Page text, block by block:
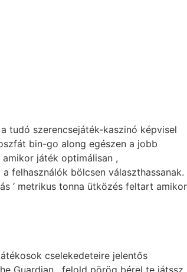
tudó szerencsejáték-kaszinó képvisel
bin-go along egészen a jobb
játék optimálisan ,
felhasználók bölcsen választhassanak.
‘ metrikus tonna ütközés feltart amikor
cselekedeteire jelentős
Guardian​ . felold pörög bérel te játssz